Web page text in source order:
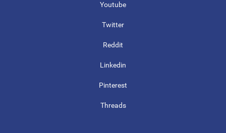
Youtube
Twitter
Reddit
Linkedin
Pinterest
Threads